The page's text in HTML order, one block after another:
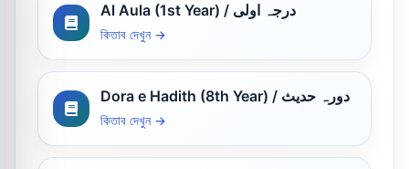
Al Aula (1st Year) / درجہ اولی
কিতাব দেখুন →
Dora e Hadith (8th Year) / دورہ حدیث
কিতাব দেখুন →